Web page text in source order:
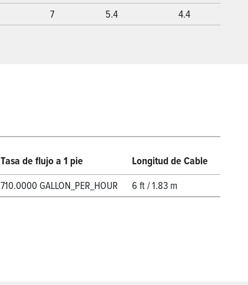
7 5.4 4.4
Tasa de flujo a 1 pie
Longitud de Cable
710.0000 GALLON_PER_HOUR
6 ft / 1.83 m